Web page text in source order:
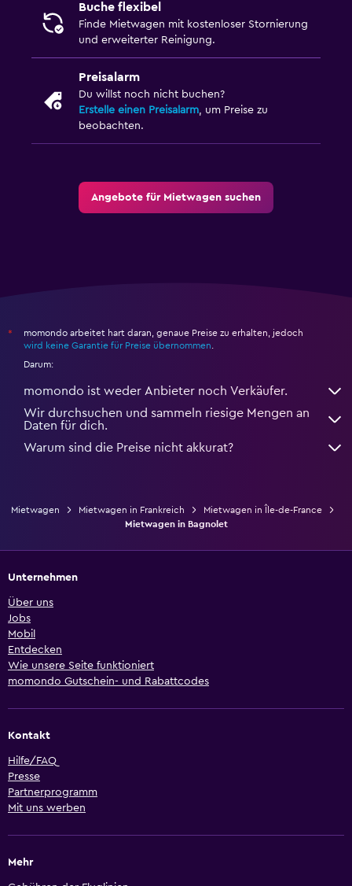
Buche flexibel
Finde Mietwagen mit kostenloser Stornierung
und erweiterter Reinigung.
Preisalarm
Du willst noch nicht buchen?
Erstelle einen Preisalarm, um Preise zu
beobachten.
Angebote für Mietwagen suchen
*
momondo arbeitet hart daran, genaue Preise zu erhalten, jedoch
wird keine Garantie für Preise übernommen.
Darum:
momondo ist weder Anbieter noch Verkäufer.
Wir durchsuchen und sammeln riesige Mengen an
Daten für dich.
Warum sind die Preise nicht akkurat?
Mietwagen Mietwagen in Frankreich
Mietwagen in Île-de-France
Mietwagen in Bagnolet
Unternehmen
Über uns
Jobs
Mobil
Entdecken
Wie unsere Seite funktioniert
momondo Gutschein- und Rabattcodes
Kontakt
Hilfe/FAQ
Presse
Partnerprogramm
Mit uns werben
Mehr